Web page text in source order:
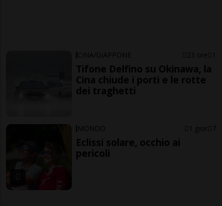
CINA/GIAPPONE 23 ore 1
Tifone Delfino su Okinawa, la
Cina chiude i porti e le rotte
dei traghetti
MONDO 1 gior 7
Eclissi solare, occhio ai
pericoli